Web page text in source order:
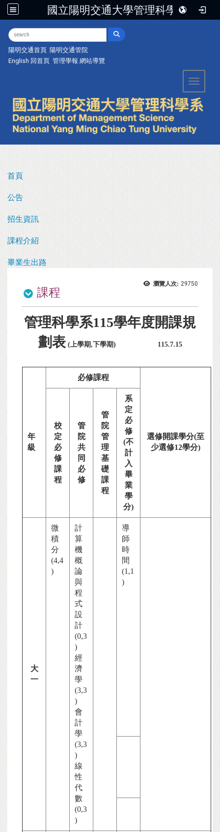
國立陽明交通大學管理科學系
陽明交通首頁 陽明交通管院
English 回首頁 管理學報 網站導覽
Toggle
首頁
公告
招生資訊
課程介紹
畢業生出路
瀏覽人次: 29750
課程
管理科學系115學年度開課規
劃表 (上學期,下學期) 115.7.15
年
級
必修課程
選修開課學分(至
少選修12學分)
校
定
必
修
課
程
管
院
共
同
必
修
管
院
管
理
基
礎
課
程
系
定
必
修
(不
計
入
畢
業
學
分)
大
一
微
積
分
(4,4
)
計
算
機
概
論
與
程
式
設
計
(0,3
)
經
濟
學
(3,3
)
會
計
學
(3,3
)
線
性
代
數
(0,3
)
導
師
時
間
(1,1
)